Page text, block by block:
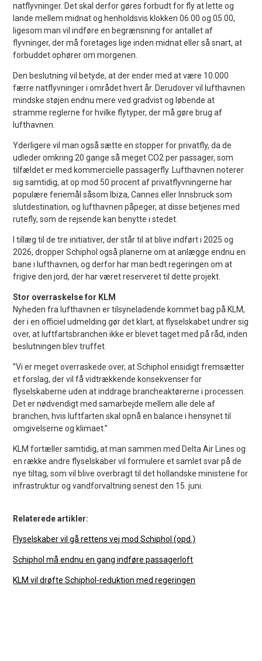
natflyvninger. Det skal derfor gøres forbudt for fly at lette og
lande mellem midnat og henholdsvis klokken 06.00 og 05.00,
ligesom man vil indføre en begrænsning for antallet af
flyvninger, der må foretages lige inden midnat eller så snart, at
forbuddet ophører om morgenen.
Den beslutning vil betyde, at der ender med at være 10.000
færre natflyvninger i området hvert år. Derudover vil lufthavnen
mindske støjen endnu mere ved gradvist og løbende at
stramme reglerne for hvilke flytyper, der må gøre brug af
lufthavnen.
Yderligere vil man også sætte en stopper for privatfly, da de
udleder omkring 20 gange så meget CO2 per passager, som
tilfældet er med kommercielle passagerfly. Lufthavnen noterer
sig samtidig, at op mod 50 procent af privatflyvningerne har
populære feriemål såsom Ibiza, Cannes eller Innsbruck som
slutdestination, og lufthavnen påpeger, at disse betjenes med
rutefly, som de rejsende kan benytte i stedet.
I tillæg til de tre initiativer, der står til at blive indført i 2025 og
2026, dropper Schiphol også planerne om at anlægge endnu en
bane i lufthavnen, og derfor har man bedt regeringen om at
frigive den jord, der har været reserveret til dette projekt.
Stor overraskelse for KLM
Nyheden fra lufthavnen er tilsyneladende kommet bag på KLM,
der i en officiel udmelding gør det klart, at flyselskabet undrer sig
over, at luftfartsbranchen ikke er blevet taget med på råd, inden
beslutningen blev truffet.
”Vi er meget overraskede over, at Schiphol ensidigt fremsætter
et forslag, der vil få vidtrækkende konsekvenser for
flyselskaberne uden at inddrage brancheaktørerne i processen.
Det er nødvendigt med samarbejde mellem alle dele af
branchen, hvis luftfarten skal opnå en balance i hensynet til
omgivelserne og klimaet.”
KLM fortæller samtidig, at man sammen med Delta Air Lines og
en række andre flyselskaber vil formulere et samlet svar på de
nye tiltag, som vil blive overbragt til det hollandske ministerie for
infrastruktur og vandforvaltning senest den 15. juni.
Relaterede artikler:
Flyselskaber vil gå rettens vej mod Schiphol (opd.)
Schiphol må endnu en gang indføre passagerloft
KLM vil drøfte Schiphol-reduktion med regeringen